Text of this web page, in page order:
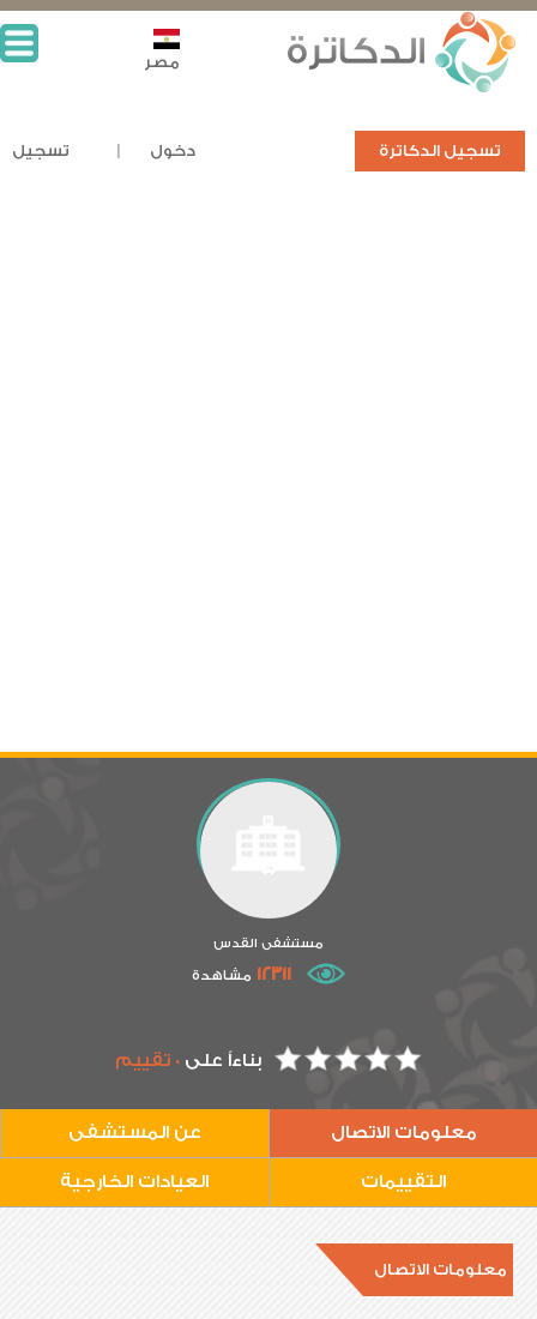
تسجيل الدكاترة دخول تسجيل
مصر
مستشفى القدس
12311 مشاهدة
بناءاً على0 تقييم
معلومات الاتصال عن المستشفى
التقييمات العيادات الخارجية
معلومات الاتصال